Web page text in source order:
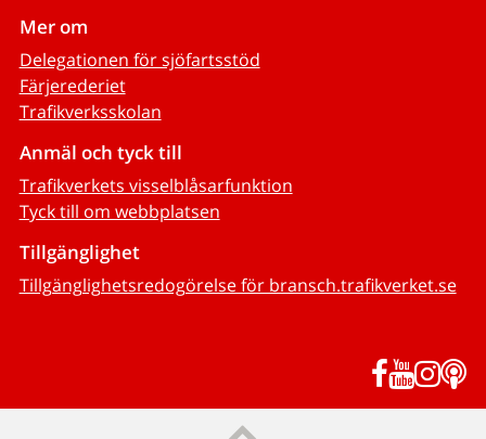
Mer om
Delegationen för sjöfartsstöd
Färjerederiet
Trafikverksskolan
Anmäl och tyck till
Trafikverkets visselblåsarfunktion
Tyck till om webbplatsen
Tillgänglighet
Tillgänglighetsredogörelse för bransch.trafikverket.se
Facebook
YouTube